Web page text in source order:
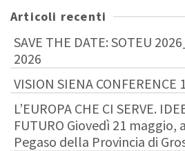
Articoli recenti
SAVE THE DATE: SOTEU
2026
VISION SIENA
L’EUROPA CHE CI SERVE.
FUTURO Giovedì 21 maggio,
Pegaso della Provincia di